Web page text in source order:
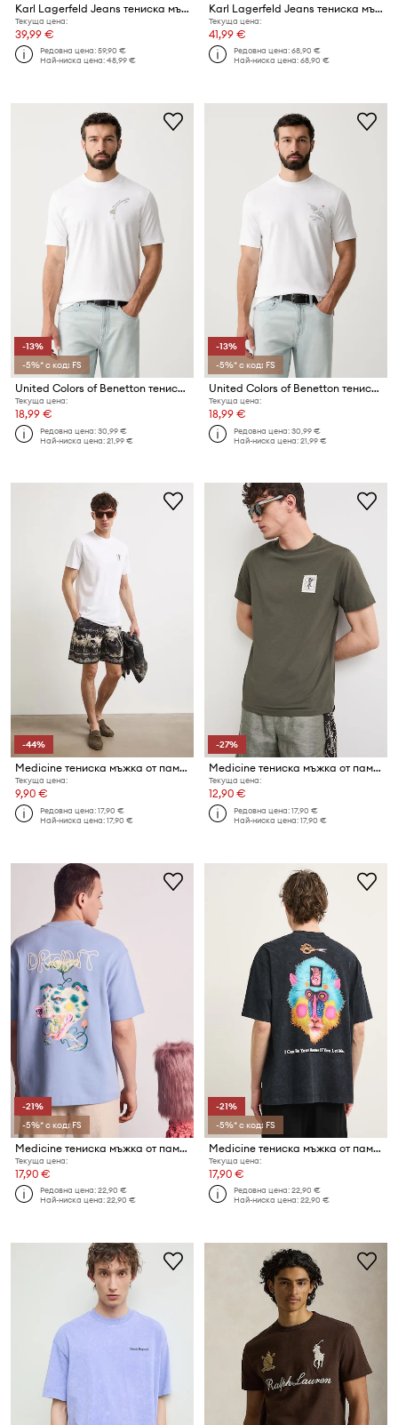
Karl Lagerfeld Jeans тениска мъжка от памук
Текуща цена:
39,99 €
Редовна цена:59,90 €
Най-ниска цена:48,99 €
Karl Lagerfeld Jeans тениска мъжка от памук
Текуща цена:
41,99 €
Редовна цена:68,90 €
Най-ниска цена:68,90 €
-13%
-5%* с код: FS
United Colors of Benetton тениска мъжка от памук
Текуща цена:
18,99 €
Редовна цена:30,99 €
Най-ниска цена:21,99 €
-13%
-5%* с код: FS
United Colors of Benetton тениска мъжка от памук
Текуща цена:
18,99 €
Редовна цена:30,99 €
Най-ниска цена:21,99 €
-44%
Medicine тениска мъжка от памук с еластан
Текуща цена:
9,90 €
Редовна цена:17,90 €
Най-ниска цена:17,90 €
-27%
Medicine тениска мъжка от памук с еластан
Текуща цена:
12,90 €
Редовна цена:17,90 €
Най-ниска цена:17,90 €
-21%
-5%* с код: FS
Medicine тениска мъжка от памук
Текуща цена:
17,90 €
Редовна цена:22,90 €
Най-ниска цена:22,90 €
-21%
-5%* с код: FS
Medicine тениска мъжка от памук
Текуща цена:
17,90 €
Редовна цена:22,90 €
Най-ниска цена:22,90 €